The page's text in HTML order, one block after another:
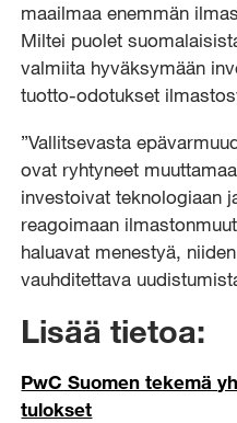
maailmaa enemmän
Miltei puolet
valmiita hyväksymään
tuotto-odotukset
”Vallitsevasta
ovat ryhtyneet
investoivat teknologiaan
reagoimaan
haluavat menestyä,
vauhditettava
Lisää tietoa:
PwC Suomen tekemä
tulokset